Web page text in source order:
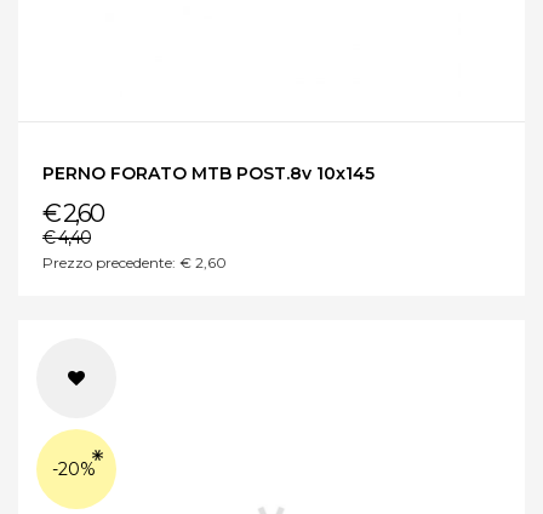
PERNO FORATO MTB POST.8v 10x145
€ 2,60
€ 4,40
Prezzo precedente: € 2,60
-20%